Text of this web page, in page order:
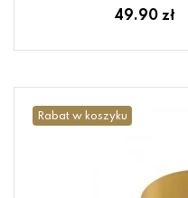
49.90 zł
Rabat w koszyku